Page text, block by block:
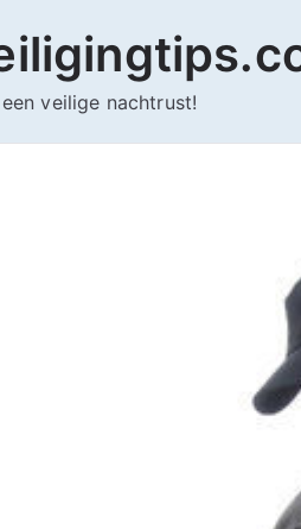
veilige nachtrust!